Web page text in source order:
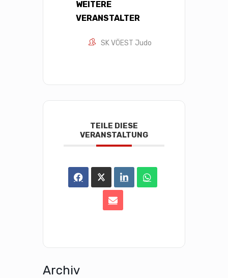
WEITERE
VERANSTALTER
SK VÖEST Judo
TEILE DIESE
VERANSTALTUNG
Archiv